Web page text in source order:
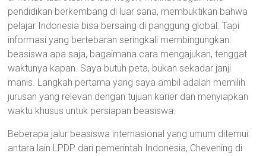
pendidikan berkembang di luar sana, membuktikan bahwa
pelajar Indonesia bisa bersaing di panggung global. Tapi
informasi yang bertebaran seringkali membingungkan:
beasiswa apa saja, bagaimana cara mengajukan, tenggat
waktunya kapan. Saya butuh peta, bukan sekadar janji
manis. Langkah pertama yang saya ambil adalah memilih
jurusan yang relevan dengan tujuan karier dan menyiapkan
waktu khusus untuk persiapan beasiswa.
Beberapa jalur beasiswa internasional yang umum ditemui
antara lain LPDP dari pemerintah Indonesia, Chevening di